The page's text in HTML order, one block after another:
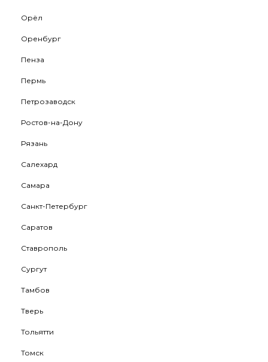
Орёл
Оренбург
Пенза
Пермь
Петрозаводск
Ростов-на-Дону
Рязань
Салехард
Самара
Санкт-Петербург
Саратов
Ставрополь
Сургут
Тамбов
Тверь
Тольятти
Томск